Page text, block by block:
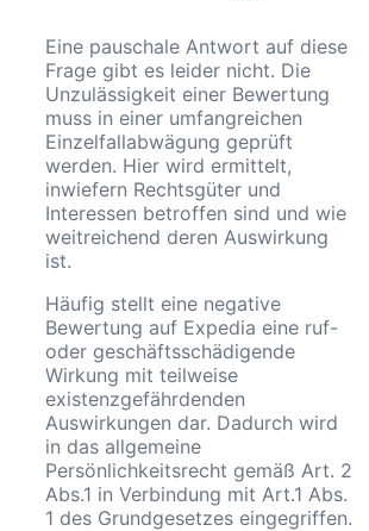
Eine pauschale Antwort auf diese
Frage gibt es leider nicht. Die
Unzulässigkeit einer Bewertung
muss in einer umfangreichen
Einzelfallabwägung geprüft
werden. Hier wird ermittelt,
inwiefern Rechtsgüter und
Interessen betroffen sind und wie
weitreichend deren Auswirkung
ist.
Häufig stellt eine negative
Bewertung auf Expedia eine ruf-
oder geschäftsschädigende
Wirkung mit teilweise
existenzgefährdenden
Auswirkungen dar. Dadurch wird
in das allgemeine
Persönlichkeitsrecht gemäß Art. 2
Abs.1 in Verbindung mit Art.1 Abs.
1 des Grundgesetzes eingegriffen.